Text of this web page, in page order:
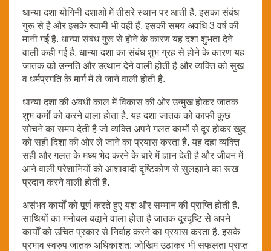
धान्या दशा योगिनी दशाओं में तीसरे स्थान पर आती है. इसका संबंध
गुरू से है और इसके स्वामी भी वही हैं. इसकी समय अवधि 3 वर्ष की
मानी गई है. धान्या संबंध गुरू से होने के कारण यह दशा शुभता देने
वाली कही गई है. धान्या दशा का संबंध शुभ ग्रह से होने के कारण यह
जातक को उन्नति और उत्थान देने वाली होती है और व्यक्ति को सुख
व धर्मप्रगति के मार्ग में ले जाने वाली होती है.
धान्या दशा की अवधी काल में विकास की ओर उन्मुख होकर जातक
शुभ कर्मों को करने वाला होता है. यह दशा जातक को काफी कुछ
सोचने का समय देती है जो व्यक्ति अपने गलत कामों से दूर होकर खुद
को सही दिशा की ओर ले जाने का प्रयास करता है. यह दहा व्यक्ति
सही और गलत के मध्य भेद करने के बारे में ज्ञान देती है और जीवन में
आने वाली परेशानियों को आशावादी दृष्टिकोण से सुलझाने का रूख
प्रदान करने वाली होती है.
असंभव कार्यों को पूर्ण करते हुए यश और सम्मान की प्राप्ति होती है.
साथियों का मनोबल बढा़ने वाला होता है जातक दूरदृष्टि से अपने
कार्यों को उचित प्रकार से निर्वाह करने का प्रयास करता है. इसके
प्रभाव स्वरुप जातक अधिकांशत: जोखिम उठाकर भी सफलता प्राप्त